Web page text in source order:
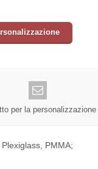
per la personalizzazione
PMMA;